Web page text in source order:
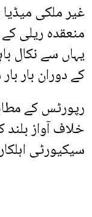
غیر ملکی
منعقدہ ریلی
یہاں سے نکال
کے دوران بار
رپورٹس کے
خلاف آواز
سیکیورٹی